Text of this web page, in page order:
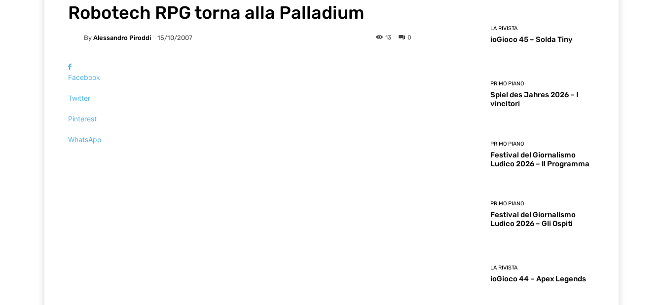
Robotech RPG torna alla Palladium
By Alessandro Piroddi 15/10/2007 0
13
Facebook
Twitter
Pinterest
WhatsApp
LA RIVISTA
ioGioco 45 – Solda Tiny
PRIMO PIANO
Spiel des Jahres 2026 – I
vincitori
PRIMO PIANO
Festival del Giornalismo
Ludico 2026 – Il Programma
PRIMO PIANO
Festival del Giornalismo
Ludico 2026 – Gli Ospiti
LA RIVISTA
ioGioco 44 – Apex Legends